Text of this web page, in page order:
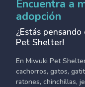
Encuentra a
adopción
¿Estás
Pet Shelter!
En Miwuki Pet
cachorros, gatos,
ratones, chinchillas,